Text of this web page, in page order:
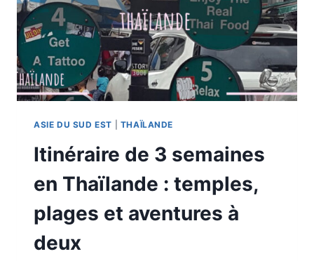
ASIE DU SUD EST THAÏLANDE
Itinéraire de 3 semaines
en Thaïlande : temples,
plages et aventures à
deux